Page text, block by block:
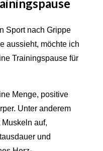
Sport nach Grippe
aussieht, möchte ich
Trainingspause für
Menge, positive
Unter anderem
auf,
und